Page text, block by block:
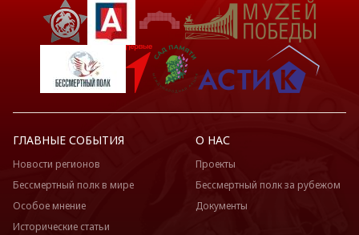
ГЛАВНЫЕ СОБЫТИЯ
Новости регионов
Бессмертный полк в мире
Особое мнение
Исторические статьи
О НАС
Проекты
Бессмертный полк за рубежом
Документы